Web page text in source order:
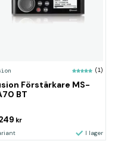
(1)
Förstärkare MS-
BT
kr
I lager